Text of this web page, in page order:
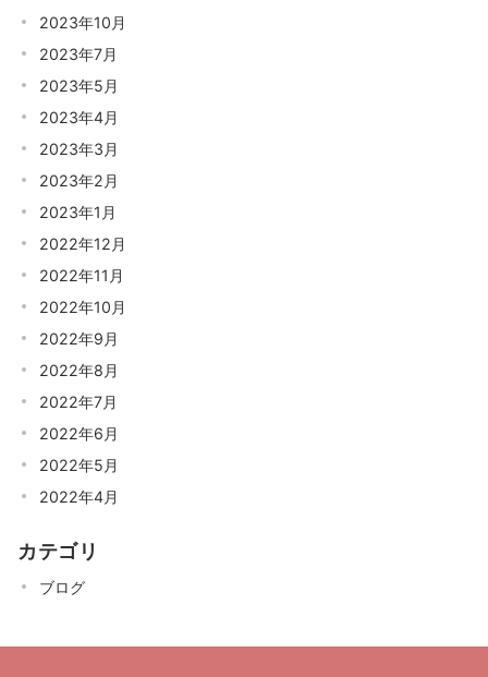
2023年10月
2023年7月
2023年5月
2023年4月
2023年3月
2023年2月
2023年1月
2022年12月
2022年11月
2022年10月
2022年9月
2022年8月
2022年7月
2022年6月
2022年5月
2022年4月
カテゴリ
ブログ